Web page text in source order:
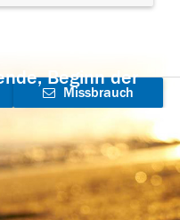
Beginn der
Missbrauch